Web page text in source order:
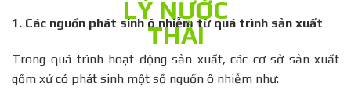
1. Các nguồn phát sinh ô nhiễm từ quá trình sản xuất
Trong quá trình hoạt động sản xuất, các cơ sở sản xuất
gốm xứ có phát sinh một số nguồn ô nhiễm như: